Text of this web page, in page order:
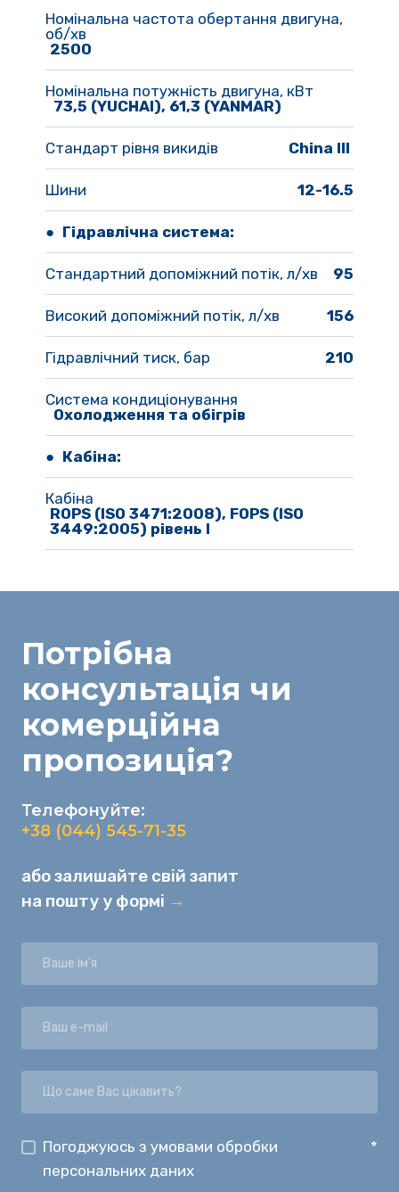
Номінальна частота обертання двигуна,
об/хв
2500
Номінальна потужність двигуна, кВт
73,5 (YUCHAI), 61,3 (YANMAR)
Стандарт рівня викидів China III
Шини 12-16.5
● Гідравлічна система:
Стандартний допоміжний потік, л/хв 95
Високий допоміжний потік, л/хв 156
Гідравлічний тиск, бар 210
Система кондиціонування
Охолодження та обігрів
● Кабіна:
Кабіна
ROPS (ISO 3471:2008), FOPS (ISO
3449:2005) рівень I
Потрібна
консультація чи
комерційна
пропозиція?
Телефонуйте:
+38 (044) 545-71-35
або залишайте свій запит
на пошту у формі →
Погоджуюсь з умовами обробки
персональних даних
*